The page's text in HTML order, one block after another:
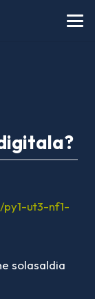
ut3-nf1-
solasaldia